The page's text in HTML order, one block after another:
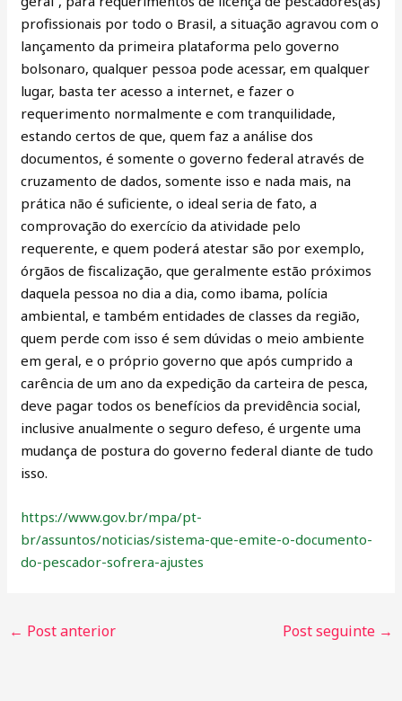
profissionais por todo o Brasil, a situação agravou com o
lançamento da primeira plataforma pelo governo
bolsonaro, qualquer pessoa pode acessar, em qualquer
lugar, basta ter acesso a internet, e fazer o
requerimento normalmente e com tranquilidade,
estando certos de que, quem faz a análise dos
documentos, é somente o governo federal através de
cruzamento de dados, somente isso e nada mais, na
prática não é suficiente, o ideal seria de fato, a
comprovação do exercício da atividade pelo
requerente, e quem poderá atestar são por exemplo,
órgãos de fiscalização, que geralmente estão próximos
daquela pessoa no dia a dia, como ibama, polícia
ambiental, e também entidades de classes da região,
quem perde com isso é sem dúvidas o meio ambiente
em geral, e o próprio governo que após cumprido a
carência de um ano da expedição da carteira de pesca,
deve pagar todos os benefícios da previdência social,
inclusive anualmente o seguro defeso, é urgente uma
mudança de postura do governo federal diante de tudo
isso.
https://www.gov.br/mpa/pt-
br/assuntos/noticias/sistema-que-emite-o-documento-
do-pescador-sofrera-ajustes
← Post anterior Post seguinte →